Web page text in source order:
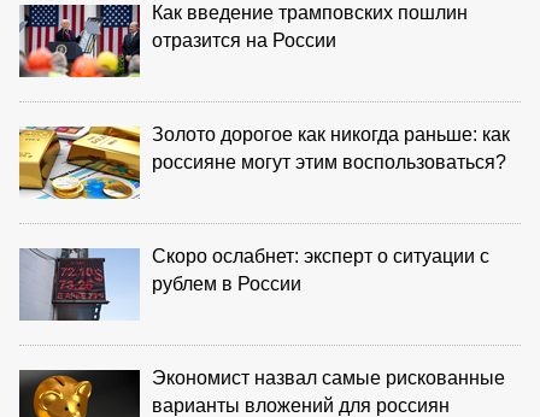
Как введение трамповских пошлин
отразится на России
Золото дорогое как никогда раньше: как
россияне могут этим воспользоваться?
Скоро ослабнет: эксперт о ситуации с
рублем в России
Экономист назвал самые рискованные
варианты вложений для россиян